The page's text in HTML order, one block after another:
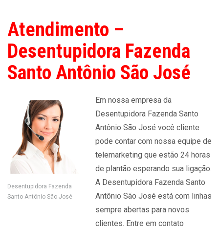
Atendimento –
Desentupidora Fazenda
Santo Antônio São José
Desentupidora Fazenda
Santo Antônio São José
Em nossa empresa da
Desentupidora Fazenda Santo
Antônio São José você cliente
pode contar com nossa equipe de
telemarketing que estão 24 horas
de plantão esperando sua ligação.
A Desentupidora Fazenda Santo
Antônio São José está com linhas
sempre abertas para novos
clientes. Entre em contato